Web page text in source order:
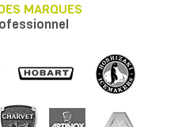
MARQUES